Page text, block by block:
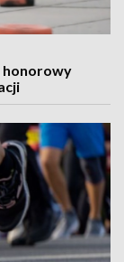
honorowy